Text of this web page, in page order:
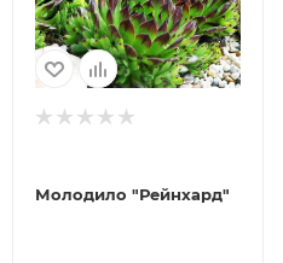
Молодило "Рейнхард"